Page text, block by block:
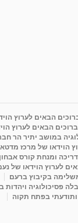
הבאים לערוץ
ברוכים הבאים לערוץ
במושב יתיר הר
הוידאו של מרכז
ומנחת קורס
לערוץ הוידאו של
בקיבוץ ברעם
פסיכולוגיה ויהדות
ותודעתי בפתח תקוה